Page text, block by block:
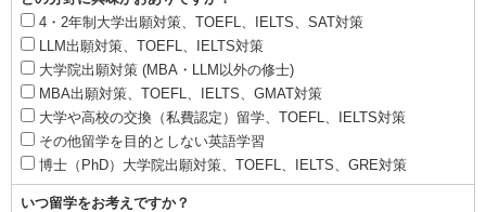
4・2年制大学出願対策、TOEFL、IELTS、SAT対策
LLM出願対策、TOEFL、IELTS対策
大学院出願対策 (MBA・LLM以外の修士)
MBA出願対策、TOEFL、IELTS、GMAT対策
大学や高校の交換（私費認定）留学、TOEFL、IELTS対策
その他留学を目的としない英語学習
博士（PhD）大学院出願対策、TOEFL、IELTS、GRE対策
いつ留学をお考えですか？